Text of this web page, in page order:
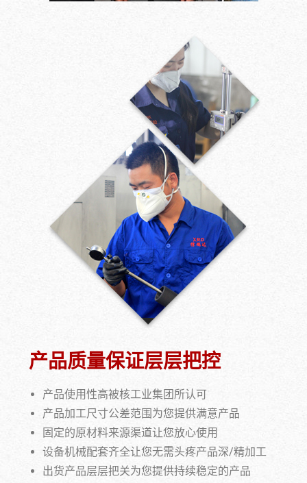
产品质量保证层层把控
产品使用性高被核工业集团所认可
产品加工尺寸公差范围为您提供满意产品
固定的原材料来源渠道让您放心使用
设备机械配套齐全让您无需头疼产品深/精加工
出货产品层层把关为您提供持续稳定的产品